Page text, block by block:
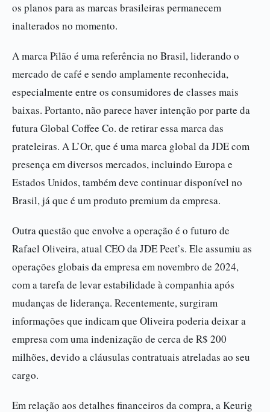
os planos para as marcas brasileiras permanecem
inalterados no momento.
A marca Pilão é uma referência no Brasil, liderando o
mercado de café e sendo amplamente reconhecida,
especialmente entre os consumidores de classes mais
baixas. Portanto, não parece haver intenção por parte da
futura Global Coffee Co. de retirar essa marca das
prateleiras. A L’Or, que é uma marca global da JDE com
presença em diversos mercados, incluindo Europa e
Estados Unidos, também deve continuar disponível no
Brasil, já que é um produto premium da empresa.
Outra questão que envolve a operação é o futuro de
Rafael Oliveira, atual CEO da JDE Peet’s. Ele assumiu as
operações globais da empresa em novembro de 2024,
com a tarefa de levar estabilidade à companhia após
mudanças de liderança. Recentemente, surgiram
informações que indicam que Oliveira poderia deixar a
empresa com uma indenização de cerca de R$ 200
milhões, devido a cláusulas contratuais atreladas ao seu
cargo.
Em relação aos detalhes financeiros da compra, a Keurig